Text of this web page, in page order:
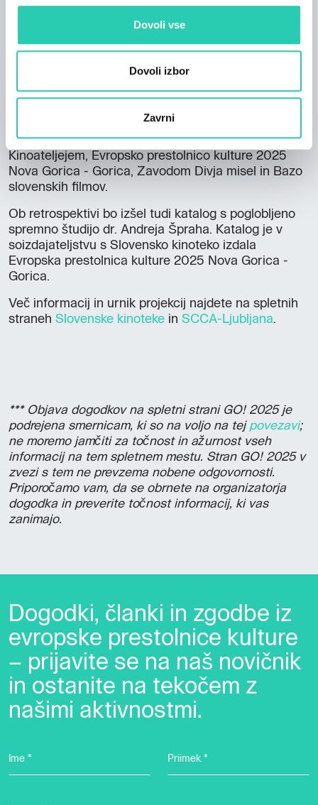
Dovoli vse
Dovoli izbor
Zavrni
Območje prehoda V: mir / vojna(21. april 2026)
Območje prehoda VI: nasilje / sočutje
Območje prehoda VII: odhodi / prihodi(10. junij
Retrospektivo Anje Medved in Nadje Velušček sta
pripravljata SCCA-Ljubljana in Slovenska kinoteka v
sodelovanju z Zavodom KINOkašča/CINEMAttic,
Kinoateljejem, Evropsko prestolnico kulture 2025
Nova Gorica - Gorica, Zavodom Divja misel in Bazo
slovenskih filmov.
Ob retrospektivi bo izšel tudi katalog s poglobljeno
spremno študijo dr. Andreja Špraha. Katalog je v
soizdajateljstvu s Slovensko kinoteko izdala
Evropska prestolnica kulture 2025 Nova Gorica -
Gorica.
Več informacij in urnik projekcij najdete na spletnih
straneh Slovenske kinoteke in SCCA-Ljubljana.
*** Objava dogodkov na spletni strani GO! 2025 je
podrejena smernicam, ki so na voljo na tej povezavi;
ne moremo jamčiti za točnost in ažurnost vseh
informacij na tem spletnem mestu. Stran GO! 2025 v
zvezi s tem ne prevzema nobene odgovornosti.
Priporočamo vam, da se obrnete na organizatorja
dogodka in preverite točnost informacij, ki vas
zanimajo.
Dogodki, članki in zgodbe iz
evropske prestolnice kulture
– prijavite se na naš novičnik
in ostanite na tekočem z
našimi aktivnostmi.
Ime * Priimek *